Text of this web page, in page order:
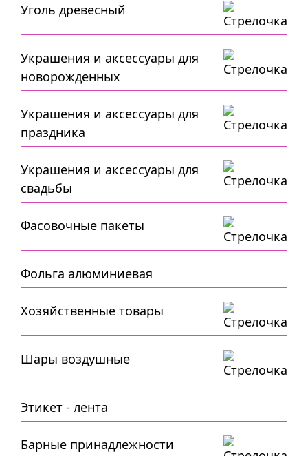
Уголь древесный
Украшения и аксессуары для
новорожденных
Украшения и аксессуары для
праздника
Украшения и аксессуары для
свадьбы
Фасовочные пакеты
Фольга алюминиевая
Хозяйственные товары
Шары воздушные
Этикет - лента
Барные принадлежности